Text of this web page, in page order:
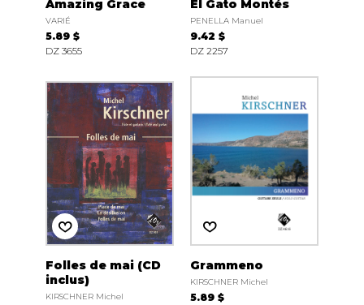
Amazing Grace
VARIÉ
5.89 $
DZ 3655
El Gato Montés
PENELLA Manuel
9.42 $
DZ 2257
Folles de mai (CD
inclus)
KIRSCHNER Michel
Grammeno
KIRSCHNER Michel
5.89 $